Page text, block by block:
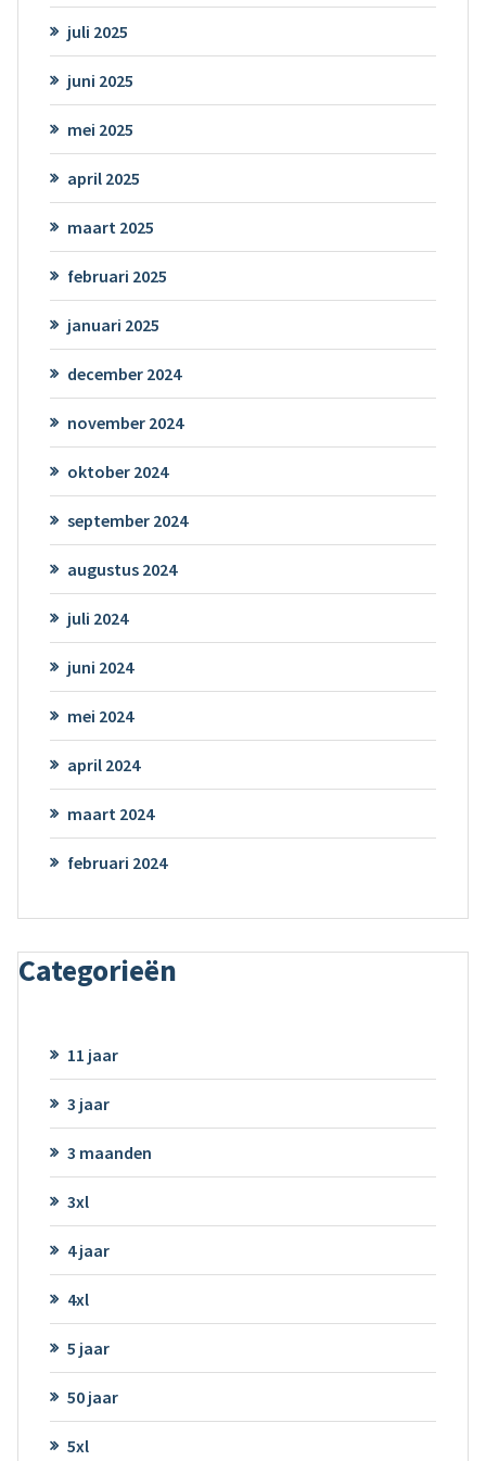
juli 2025
juni 2025
mei 2025
april 2025
maart 2025
februari 2025
januari 2025
december 2024
november 2024
oktober 2024
september 2024
augustus 2024
juli 2024
juni 2024
mei 2024
april 2024
maart 2024
februari 2024
Categorieën
11 jaar
3 jaar
3 maanden
3xl
4 jaar
4xl
5 jaar
50 jaar
5xl